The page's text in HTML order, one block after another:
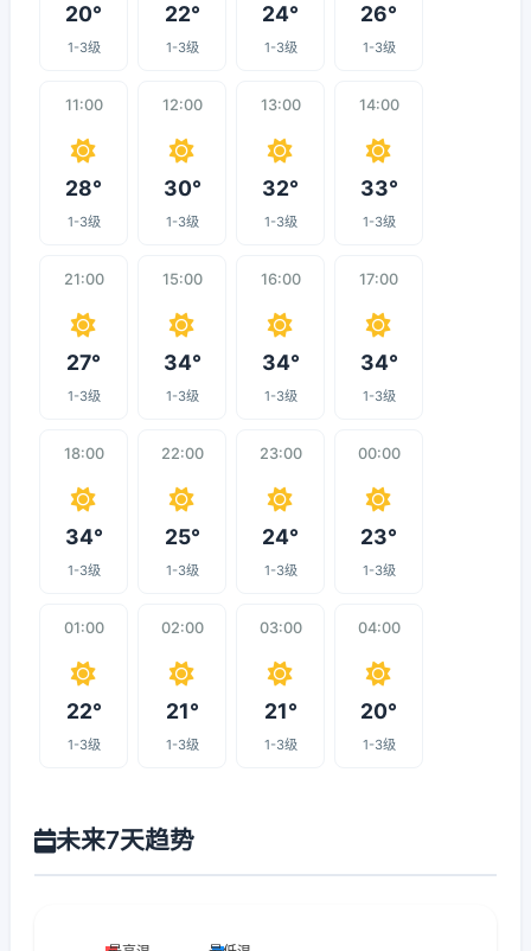
20°
1-3级
22°
1-3级
24°
1-3级
26°
1-3级
11:00
28°
1-3级
12:00
30°
1-3级
13:00
32°
1-3级
14:00
33°
1-3级
21:00
27°
1-3级
15:00
34°
1-3级
16:00
34°
1-3级
17:00
34°
1-3级
18:00
34°
1-3级
22:00
25°
1-3级
23:00
24°
1-3级
00:00
23°
1-3级
01:00
22°
1-3级
02:00
21°
1-3级
03:00
21°
1-3级
04:00
20°
1-3级
未来7天趋势